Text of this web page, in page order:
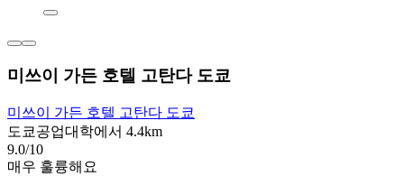
미쓰이 가든 호텔 고탄다 도쿄
미쓰이 가든 호텔 고탄다 도쿄
도쿄공업대학에서 4.4km
9.0/10
매우 훌륭해요